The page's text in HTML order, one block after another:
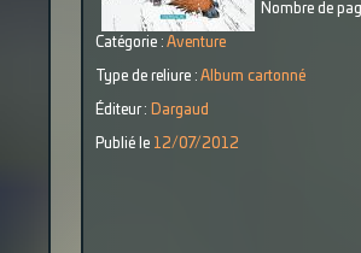
Nombre de
Catégorie : Aventure
Type de reliure : Album cartonné
Éditeur : Dargaud
Publié le 12/07/2012